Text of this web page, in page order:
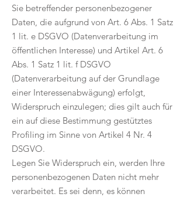
Sie betreffender personenbezogener
Daten, die aufgrund von Art. 6 Abs. 1 Satz
1 lit. e DSGVO (Datenverarbeitung im
öffentlichen Interesse) und Artikel Art. 6
Abs. 1 Satz 1 lit. f DSGVO
(Datenverarbeitung auf der Grundlage
einer Interessenabwägung) erfolgt,
Widerspruch einzulegen; dies gilt auch für
ein auf diese Bestimmung gestütztes
Profiling im Sinne von Artikel 4 Nr. 4
DSGVO.
Legen Sie Widerspruch ein, werden Ihre
personenbezogenen Daten nicht mehr
verarbeitet. Es sei denn, es können